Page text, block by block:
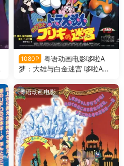
1080P
粤语动画电影哆啦A
梦：大雄与白金迷宫 哆啦A梦
版
粤语动画电影